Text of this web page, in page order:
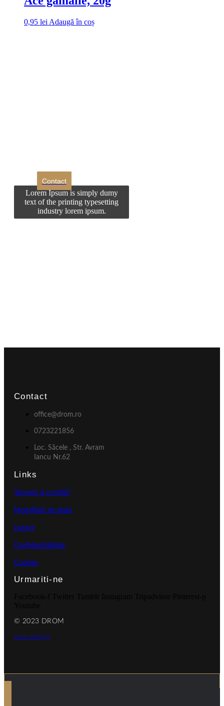
0,95 lei Adaugă în coș
Contact
Lorem Ipsum is simply dumy
text of the printing typesetting
industry lorem ipsum.
Contact
office@drom.ro
0723221856
Loc. Săcele , Str. Avram
Iancu Nr.62
Links
Termeni si conditii
Modalitati de plata
Livrare
Confidentialitate
Cookies
Urmariti-ne
© 2023 DROM
web design